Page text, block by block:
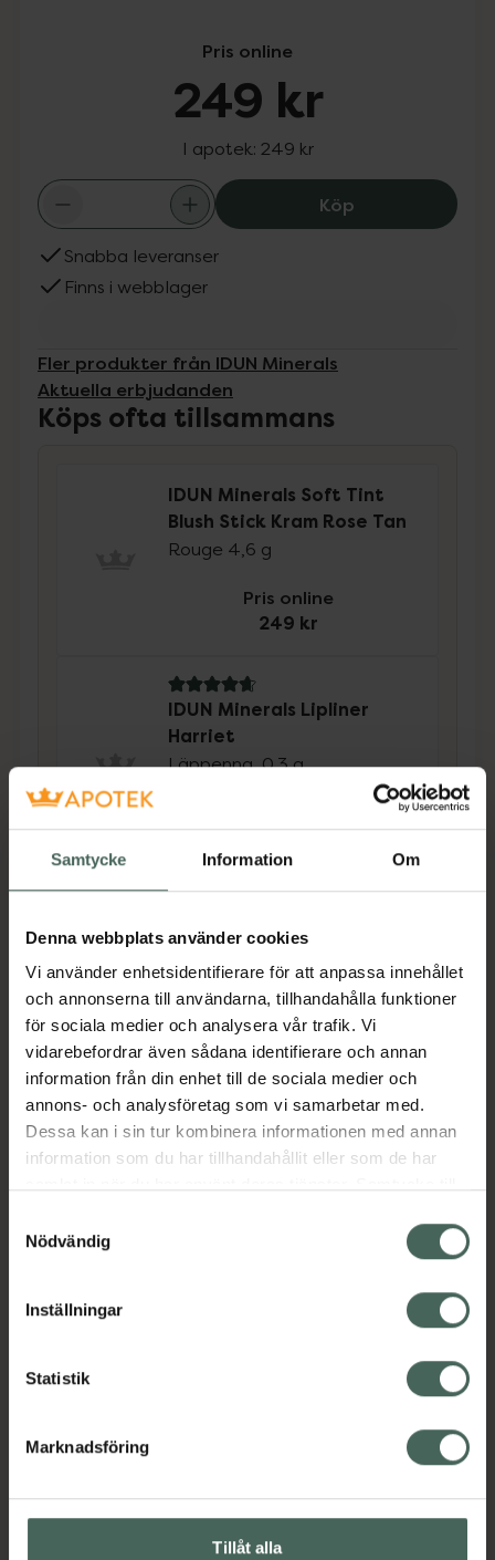
Samtycke Information Om
Denna webbplats använder cookies
Vi använder enhetsidentifierare för att anpassa innehållet
och annonserna till användarna, tillhandahålla funktioner
för sociala medier och analysera vår trafik. Vi
vidarebefordrar även sådana identifierare och annan
information från din enhet till de sociala medier och
annons- och analysföretag som vi samarbetar med.
Dessa kan i sin tur kombinera informationen med annan
information som du har tillhandahållit eller som de har
återkalla ditt samtycke via webbplatsens
cookieinställningar. Ett återkallat samtycke påverkar inte
lagligheten av behandling som skett innan återkallelsen.
Nödvändig
Inställningar
Statistik
Marknadsföring
Tillåt alla
Pris online
249 kr
I apotek: 249 kr
KöpIDUN Minerals
Snabba leveranser
Finns i webblager
Fler produkter från IDUN Minerals
Aktuella erbjudanden
Köps ofta tillsammans
IDUN Minerals Soft Tint
Blush Stick Kram Rose Tan
Rouge 4,6 g
Pris online
249 kr
4.8 av 5 i omdöme
IDUN Minerals Lipliner
Harriet
Läppenna, 0.3 g
Köp båda för:418 kr
Beskrivning
IIDUN Minerals Soft Tint Blush Stick glider lätt
över huden och ger kinderna en mjuk, naturlig
färg. Den lätta formulan är enkel att blanda
och bygga upp, vilket ger en felfri finish som
håller hela dagen. Svep blushsticket direkt på
mjukt och naturligt resultat.
För en mer precis applicering, använd IDUN
Minerals Pro Angled Face Brush. IDUN
parfymfri och dermatologiskt testad.
Kategorier: